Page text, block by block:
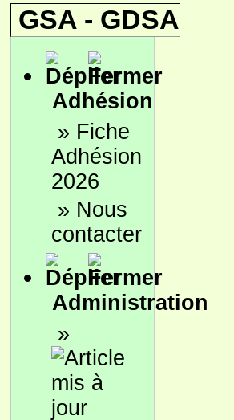
GSA - GDSA
Adhésion
» Fiche
Adhésion
2026
» Nous
contacter
Administration
»